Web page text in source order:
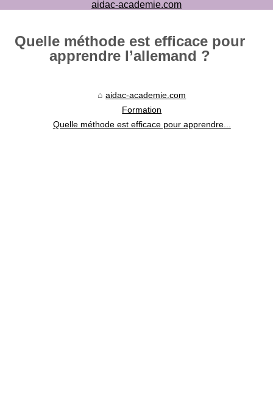
Quelle méthode est efficace pour
apprendre l’allemand ?
aidac-academie.com
Formation
Quelle méthode est efficace pour apprendre...
aidac-academie.com